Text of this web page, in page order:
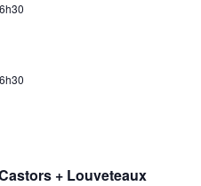
+ Louveteaux